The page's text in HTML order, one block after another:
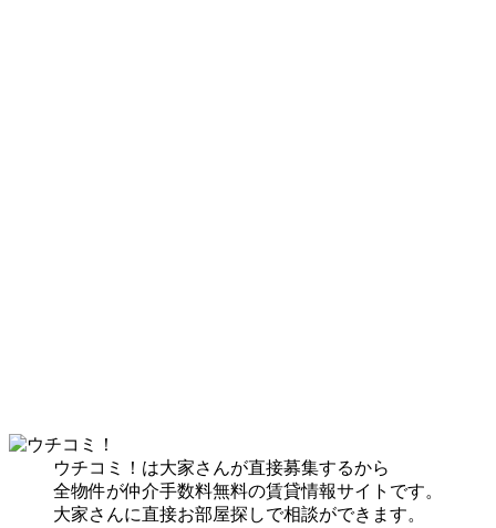
ウチコミ！は大家さんが直接募集するから
全物件が仲介手数料無料の賃貸情報サイトです。
大家さんに直接お部屋探しで相談ができます。